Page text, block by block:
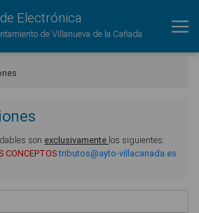
Electrónica
de Villanueva de la Cañada
son exclusivamente los siguientes:
CONCEPTOStributos@ayto-villacanada.es